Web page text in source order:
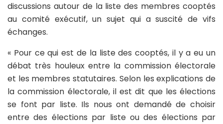
discussions autour de la liste des membres cooptés
au comité exécutif, un sujet qui a suscité de vifs
échanges.
« Pour ce qui est de la liste des cooptés, il y a eu un
débat très houleux entre la commission électorale
et les membres statutaires. Selon les explications de
la commission électorale, il est dit que les élections
se font par liste. Ils nous ont demandé de choisir
entre des élections par liste ou des élections par